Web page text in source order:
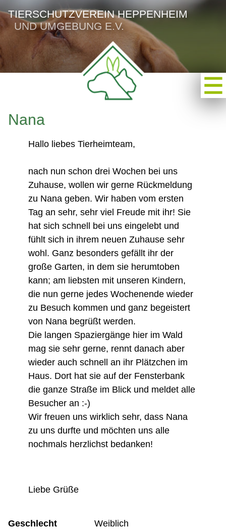
TIERSCHUTZVEREIN HEPPENHEIM
UND UMGEBUNG E.V.
Nana
Hallo liebes Tierheimteam,
nach nun schon drei Wochen bei uns
Zuhause, wollen wir gerne Rückmeldung
zu Nana geben. Wir haben vom ersten
Tag an sehr, sehr viel Freude mit ihr! Sie
hat sich schnell bei uns eingelebt und
fühlt sich in ihrem neuen Zuhause sehr
wohl. Ganz besonders gefällt ihr der
große Garten, in dem sie herumtoben
kann; am liebsten mit unseren Kindern,
die nun gerne jedes Wochenende wieder
zu Besuch kommen und ganz begeistert
von Nana begrüßt werden.
Die langen Spaziergänge hier im Wald
mag sie sehr gerne, rennt danach aber
wieder auch schnell an ihr Plätzchen im
Haus. Dort hat sie auf der Fensterbank
die ganze Straße im Blick und meldet alle
Besucher an :-)
Wir freuen uns wirklich sehr, dass Nana
zu uns durfte und möchten uns alle
nochmals herzlichst bedanken!
Liebe Grüße
Geschlecht Weiblich